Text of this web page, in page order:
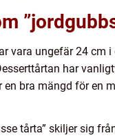
vara ungefär 24 cm
har
bra mängd för en
tårta” skiljer sig